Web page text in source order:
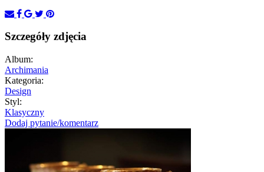
Szczegóły zdjęcia
Album:
Archimania
Kategoria:
Design
Styl:
Klasyczny
Dodaj pytanie/komentarz